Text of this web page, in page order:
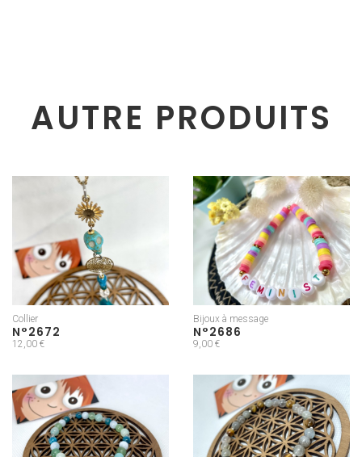
AUTRE PRODUITS
Collier
N°2672
12,00 €
Bijoux à message
N°2686
9,00 €